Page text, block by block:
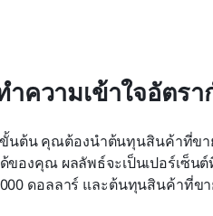
ความเข้าใจอัตรา
นต้น คุณต้องนำต้นทุนสินค้าที่ขา
ของคุณ ผลลัพธ์จะเป็นเปอร์เซ็
ดอลลาร์ และต้นทุนสินค้าที่ข